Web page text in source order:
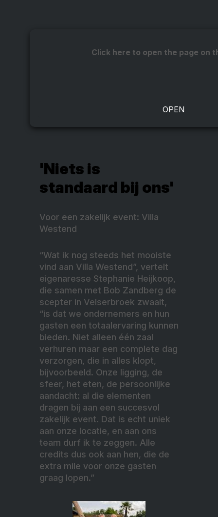
Click here to open the page on
'Niets is
standaard bij ons'
Voor een zakelijk event: Villa
Westend
“Wat ik nog steeds het mooiste
vind aan Villa Westend”, vertelt
eigenaresse Stephanie Heijkoop,
die samen met Bob Zandberg de
scepter in Velserbroek zwaait,
“is dat we ondernemers en hun
gasten een totaalervaring kunnen
bieden. Niet alleen één zaal
verhuren maar een complete dag
verzorgen, die in alles klopt,
bijvoorbeeld. Onze ligging, de
sfeer, het eten, de persoonlijke
aandacht: al die elementen
dragen bij aan een succesvol
zakelijk event. Dat is echt uniek
aan onze locatie, en aan ons
team durf ik te zeggen. Alle
credits dus ook aan hen, die de
extra mile voor onze gasten
graag lopen.”